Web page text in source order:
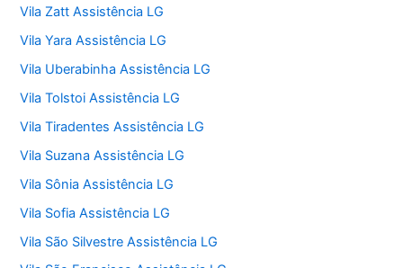
Vila Zatt Assistência LG
Vila Yara Assistência LG
Vila Uberabinha Assistência LG
Vila Tolstoi Assistência LG
Vila Tiradentes Assistência LG
Vila Suzana Assistência LG
Vila Sônia Assistência LG
Vila Sofia Assistência LG
Vila São Silvestre Assistência LG